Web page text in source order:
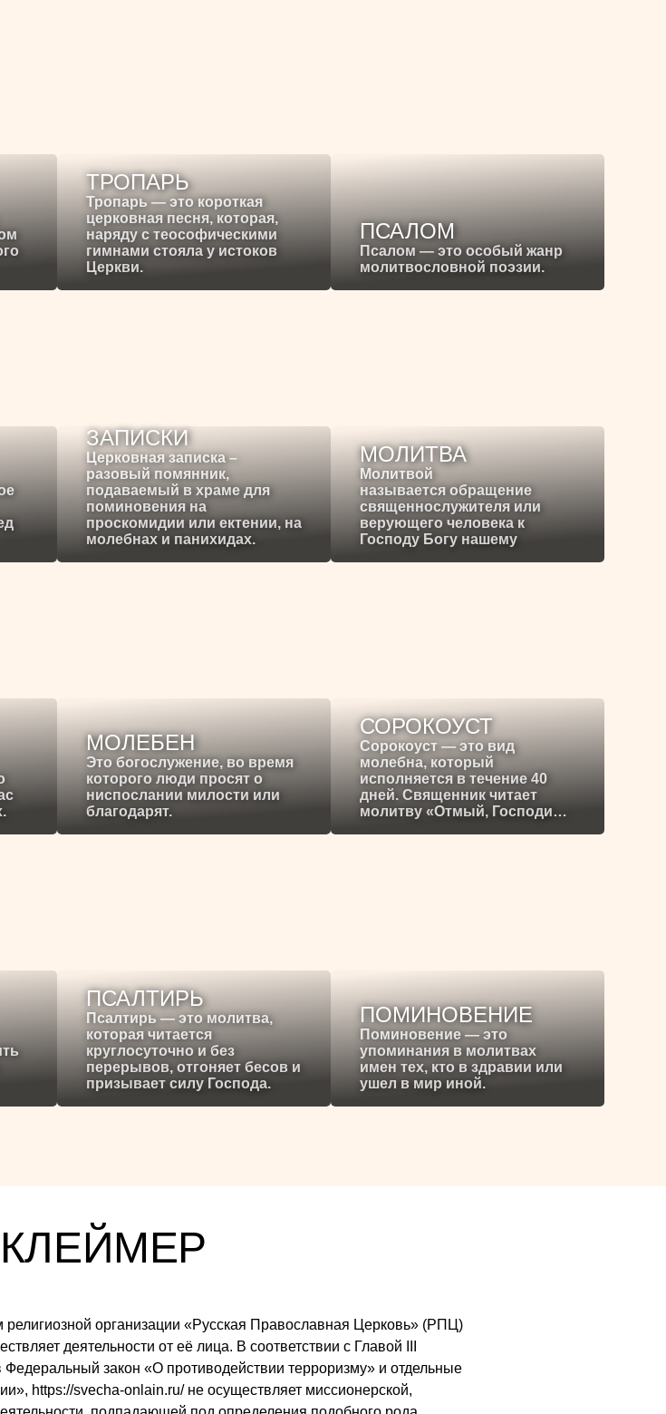
ТРОПАРЬ
Тропарь — это короткая
церковная песня, которая,
наряду с теософическими
гимнами стояла у истоков
Церкви.
ПСАЛОМ
Псалом — это особый жанр
молитвословной поэзии.
ЗАПИСКИ
Церковная записка –
разовый помянник,
подаваемый в храме для
поминовения на
проскомидии или ектении, на
молебнах и панихидах.
МОЛИТВА
Молитвой
называется обращение
священнослужителя или
верующего человека к
Господу Богу нашему
МОЛЕБЕН
Это богослужение, во время
которого люди просят о
ниспослании милости или
благодарят.
СОРОКОУСТ
Сорокоуст — это вид
молебна, который
исполняется в течение 40
дней. Священник читает
молитву «Отмый, Господи…
ПСАЛТИРЬ
Псалтирь — это молитва,
которая читается
круглосуточно и без
перерывов, отгоняет бесов и
призывает силу Господа.
ПОМИНОВЕНИЕ
Поминовение — это
упоминания в молитвах
имен тех, кто в здравии или
ушел в мир иной.
религиозной организации «Русская Православная Церковь» (РПЦ)
деятельности от её лица. В соответствии с Главой III
закон «О противодействии терроризму» и отдельные
https://svecha-onlain.ru/ не осуществляет миссионерской,